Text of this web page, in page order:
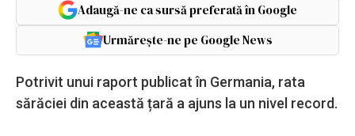
Adaugă-ne ca sursă preferată în Google
Urmărește-ne pe Google News
Potrivit unui raport publicat în Germania, rata
sărăciei din această țară a ajuns la un nivel record.